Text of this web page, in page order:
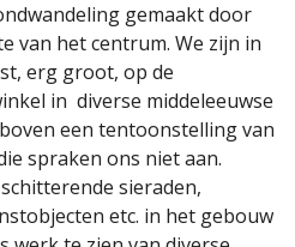
gemaakt door
van het centrum. We zijn in
erg groot, op de
in diverse middeleeuwse
een tentoonstelling van
spraken ons niet aan.
sieraden,
etc. in het gebouw